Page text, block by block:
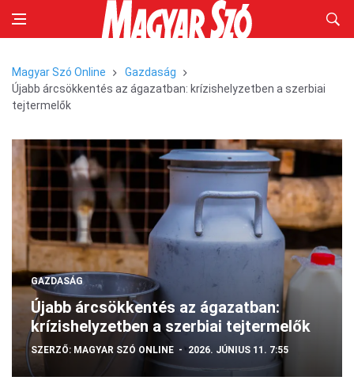
Magyar Szó Online
Gazdaság
Újabb árcsökkentés az ágazatban: krízishelyzetben a szerbiai
tejtermelők
GAZDASÁG
Újabb árcsökkentés az ágazatban:
krízishelyzetben a szerbiai tejtermelők
SZERZŐ: MAGYAR SZÓ ONLINE 2026. JÚNIUS 11. 7:55